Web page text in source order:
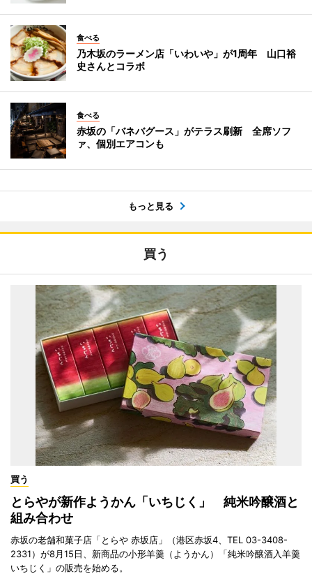
食べる
乃木坂のラーメン店「いわいや」が1周年 山口裕
史さんとコラボ
食べる
赤坂の「バネバグース」がテラス刷新 全席ソフ
ァ、個別エアコンも
もっと見る
買う
買う
とらやが新作ようかん「いちじく」 純米吟醸酒と
組み合わせ
赤坂の老舗和菓子店「とらや 赤坂店」（港区赤坂4、TEL 03-3408-
2331）が8月15日、新商品の小形羊羹（ようかん）「純米吟醸酒入羊羹
いちじく」の販売を始める。